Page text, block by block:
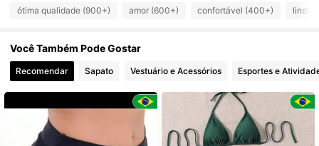
4,83 745 Seguidores
4,83 745 Seguidores
745 Seguidores
4,83 745 Seguidores
ótima qualidade (900+) amor (600+) confortável (400+) linda
Você Também Pode Gostar
Recomendar Sapato Vestuário e Acessórios Esportes e